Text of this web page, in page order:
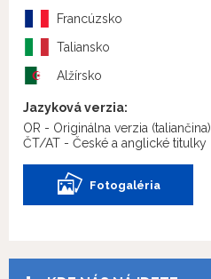
Francúzsko
Taliansko
Alžírsko
Jazyková verzia:
OR - Originálna verzia (taliančina)
ČT/AT - České a anglické titulky
Fotogaléria